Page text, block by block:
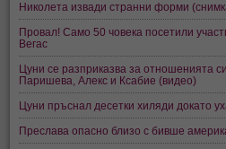
Николета извади странни форми
Провал! Само 50 човека посетили
Вегас
Цуни се разприказва за отношенията
Паришева, Алекс и Ксабие (видео)
Цуни пръснал десетки хиляди докато
Преслава опасно близо с бивше